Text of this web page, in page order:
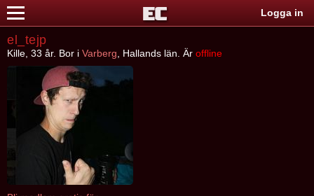
Logga in
el_tejp
Kille, 33 år. Bor i Varberg , Hallands län. Är offline